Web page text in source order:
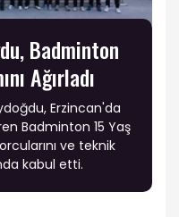
Badminton
Ağırladı
Erzincan'da
Badminton 15 Yaş
ve teknik
kabul etti.